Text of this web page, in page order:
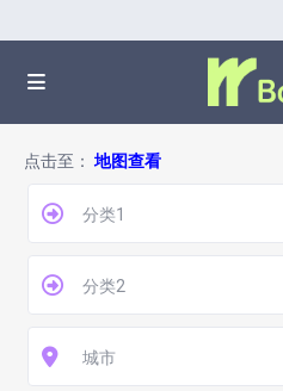
点击至： 地图查看
分类1
分类2
城市